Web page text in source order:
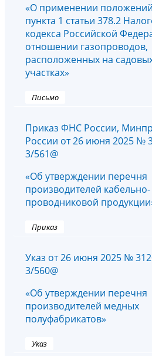
«О применении
пункта 1 статьи 378.2
кодекса Российской
отношении газопроводов,
расположенных на
участках»
Письмо
Приказ ФНС России,
России от 26 июня 2025 №
3/561@
«Об утверждении перечня
производителей кабельно-
проводниковой
Приказ
Указ от 26 июня 2025 №
3/560@
«Об утверждении перечня
производителей медных
полуфабрикатов»
Указ